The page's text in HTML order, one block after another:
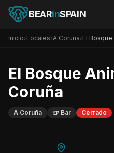
BEARinSPAIN
Inicio›Locales›A Coruña›El
El Bosque
Coruña
A Coruña 🍺 Bar Cerrado